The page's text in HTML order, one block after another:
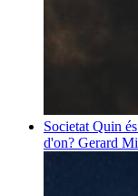
Societat Quin
d'on? Gerard